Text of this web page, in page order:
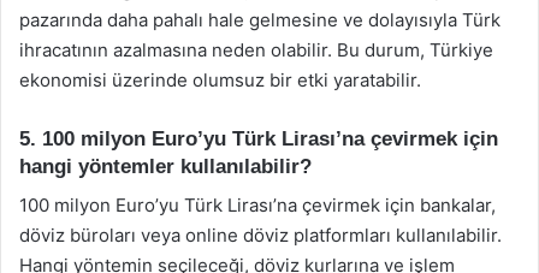
pazarında daha pahalı hale gelmesine ve dolayısıyla Türk
ihracatının azalmasına neden olabilir. Bu durum, Türkiye
ekonomisi üzerinde olumsuz bir etki yaratabilir.
5. 100 milyon Euro’yu Türk Lirası’na çevirmek için
hangi yöntemler kullanılabilir?
100 milyon Euro’yu Türk Lirası’na çevirmek için bankalar,
döviz büroları veya online döviz platformları kullanılabilir.
Hangi yöntemin seçileceği, döviz kurlarına ve işlem